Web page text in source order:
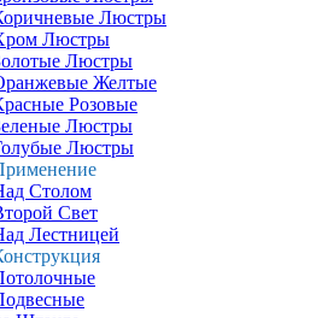
Люстры
Люстры
Люстры
Желтые
Розовые
Люстры
Люстры
Столом
Свет
Лестницей